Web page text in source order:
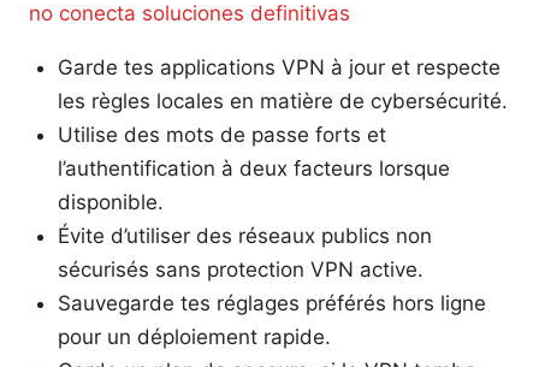
no conecta soluciones definitivas
Garde tes applications VPN à jour et respecte
les règles locales en matière de cybersécurité.
Utilise des mots de passe forts et
l’authentification à deux facteurs lorsque
disponible.
Évite d’utiliser des réseaux publics non
sécurisés sans protection VPN active.
Sauvegarde tes réglages préférés hors ligne
pour un déploiement rapide.